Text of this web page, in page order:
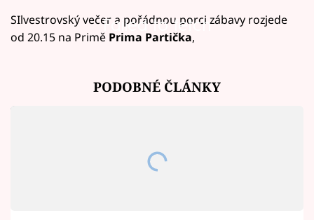
Failed to fetch
SIlvestrovský večer a pořádnou porci zábavy rozjede
od 20.15 na Primě Prima Partička,
PODOBNÉ ČLÁNKY